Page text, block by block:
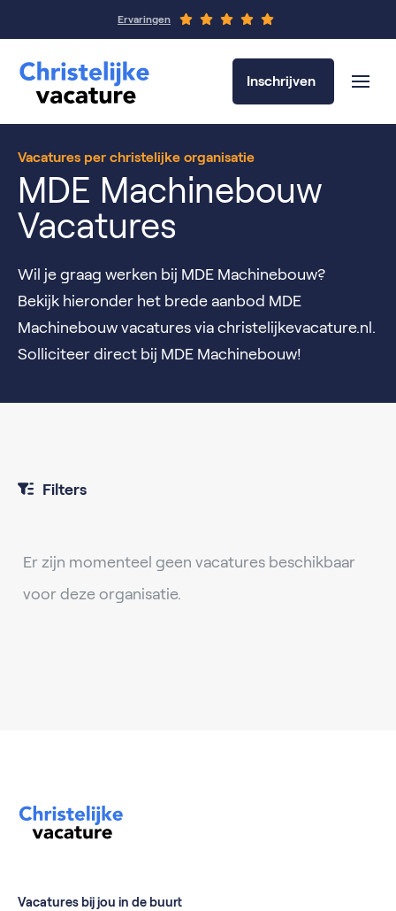
Ervaringen
Inschrijven
Vacatures per christelijke organisatie
MDE Machinebouw
Vacatures
Wil je graag werken bij MDE Machinebouw?
Bekijk hieronder het brede aanbod MDE
Machinebouw vacatures via christelijkevacature.nl.
Solliciteer direct bij MDE Machinebouw!
Filters
Er zijn momenteel geen vacatures beschikbaar
voor deze organisatie.
Vacatures bij jou in de buurt